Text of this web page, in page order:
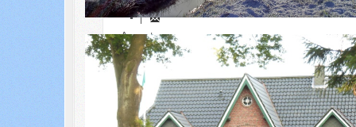
August,
2026
Nach Jahr
Nach Monat
Nach Woche
Heute
Gehe zu Monat